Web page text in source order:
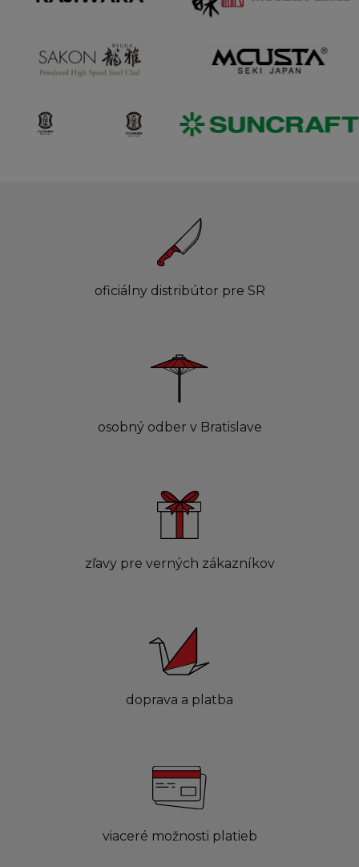
oficiálny distribútor pre SR
osobný odber v Bratislave
zľavy pre verných zákazníkov
doprava a platba
viaceré možnosti platieb